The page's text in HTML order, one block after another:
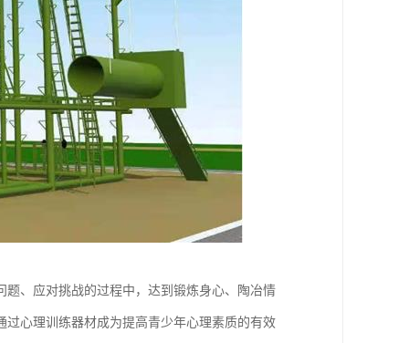
、应对挑战的过程中，达到锻炼身心、陶冶情
心理训练器材成为提高青少年心理素质的有效